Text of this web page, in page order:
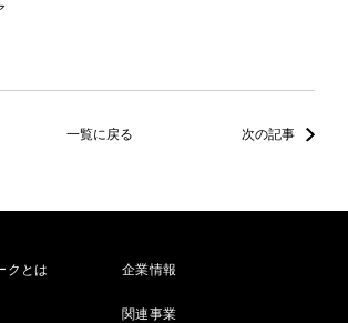
一覧に戻る 次の記事
クとは 企業情報
関連事業